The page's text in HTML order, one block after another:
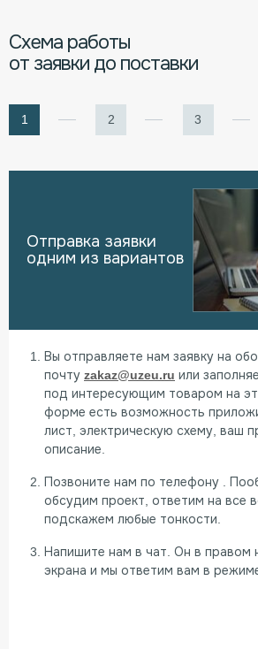
Схема работы
от заявки до поставки
Отправка заявки
одним из вариантов
Вы отправляете нам заявку на
почту zakaz@uzeu.ru или
под интересующим товаром на
форме есть возможность
лист, электрическую схему, ваш
описание.
Позвоните нам по телефону .
обсудим проект, ответим на все
подскажем любые тонкости.
Напишите нам в чат. Он в правом
экрана и мы ответим вам в